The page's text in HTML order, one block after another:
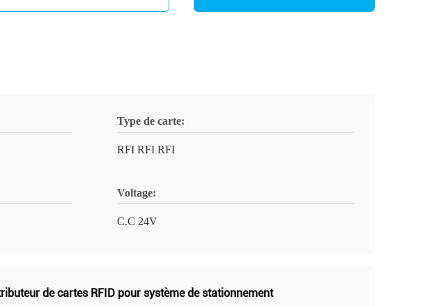
Type de carte:
RFI RFI RFI
Voltage:
C.C 24V
de cartes RFID pour système de stationnement